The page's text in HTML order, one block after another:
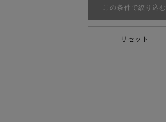
この条件で絞り込む
リセット